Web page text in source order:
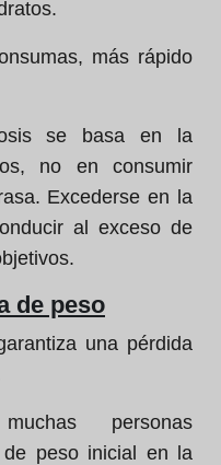
más rápido
se basa en la
no en consumir
Excederse en la
al exceso de
de peso
una pérdida
personas
de peso inicial en la